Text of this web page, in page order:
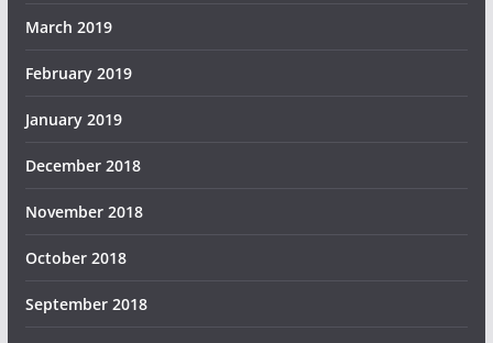
March 2019
February 2019
January 2019
December 2018
November 2018
October 2018
September 2018